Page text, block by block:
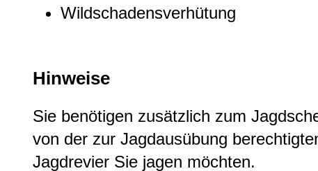
Wildschadensverhütung
Hinweise
Sie benötigen zusätzlich zum
von der zur Jagdausübung
Jagdrevier Sie jagen möchten.